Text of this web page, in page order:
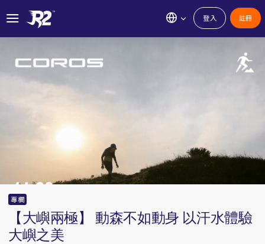
登入 註冊
專欄
【大嶼兩極】 動森不如動身 以汗水體驗
大嶼之美